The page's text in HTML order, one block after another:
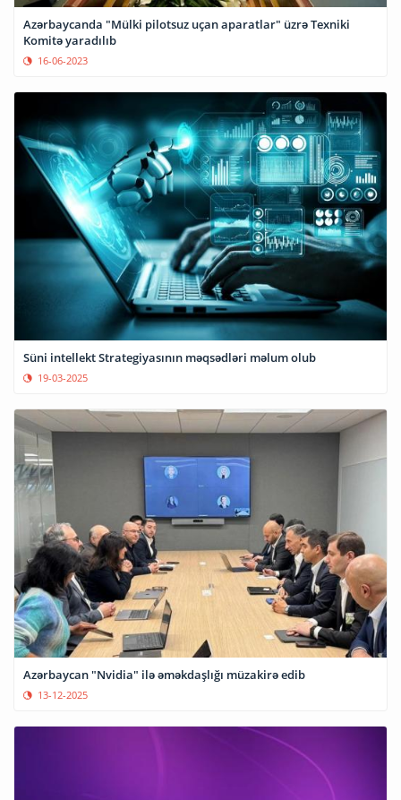
Azərbaycanda "Mülki pilotsuz uçan aparatlar" üzrə Texniki
Komitə yaradılıb
16-06-2023
Süni intellekt Strategiyasının məqsədləri məlum olub
19-03-2025
Azərbaycan "Nvidia" ilə əməkdaşlığı müzakirə edib
13-12-2025